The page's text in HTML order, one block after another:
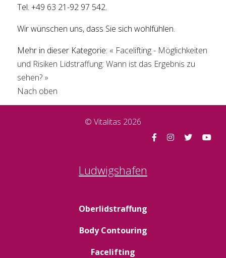
Tel. +49 63 21-92 97 542.
Wir wünschen uns, dass Sie sich wohlfühlen.
Mehr in dieser Kategorie: « Facelifting - Möglichkeiten
und Risiken Lidstraffung: Wann ist das Ergebnis zu
sehen? »
Nach oben
© Vitalitas 2026
Ludwigshafen
Oberlidstraffung
Body Contouring
Facelifting